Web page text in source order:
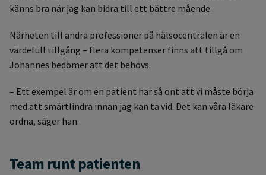
känns bra när jag kan bidra till ett bättre mående.
Närheten till andra professioner på hälsocentralen är en
värdefull tillgång – flera kompetenser finns att tillgå om
Johannes bedömer att det behövs.
– Ett exempel är om en patient har så ont att vi måste börja
med att smärtlindra innan jag kan ta vid. Det kan våra läkare
ordna, säger han.
Team runt patienten